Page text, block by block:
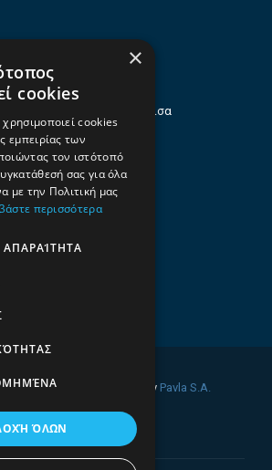
214 (1ος Όροφος), Λάρισα
Λάρισας
rights reserved. Developed by Pavla S.A.
×
cookies
cookies
εμπειρίας των
τον ιστότοπό
σας για όλα
με την Πολιτική μας
περισσότερα
ΌΛΩΝ